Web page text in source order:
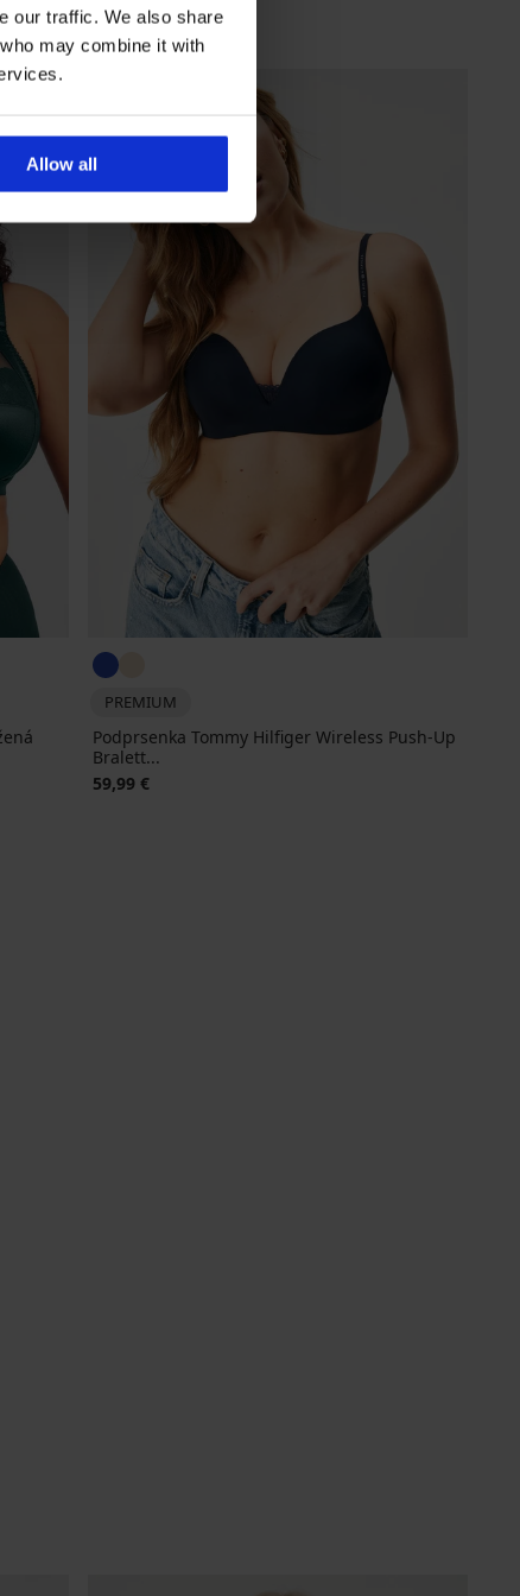
our traffic. We also share
may combine it with
Allow all
47,99 €
PREMIUM
Podprsenka Tommy Hilfiger Wireless Push-Up
Bralett...
59,99 €